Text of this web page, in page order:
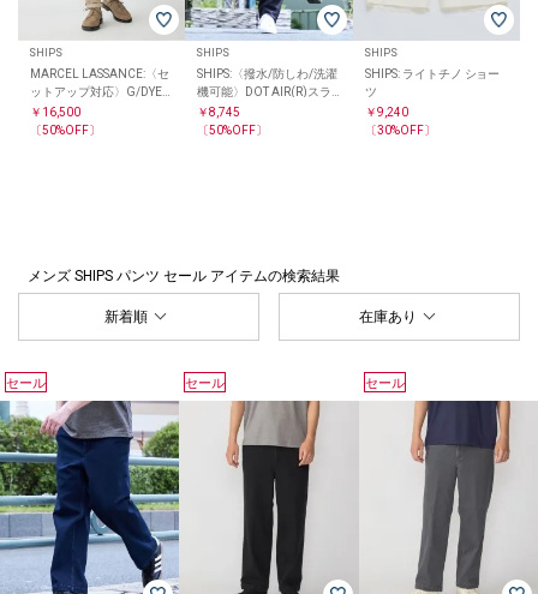
SHIPS
MARCEL LASSANCE:〈セ
ットアップ対応〉G/DYED
PIQUE TROUSERS
￥16,500
〔50%OFF〕
SHIPS
SHIPS:〈撥水/防しわ/洗濯
機可能〉DOT AIR(R)スラ
ックス(セットアップ対応)
￥8,745
〔50%OFF〕
SHIPS
SHIPS: ライトチノ ショー
ツ
￥9,240
〔30%OFF〕
メンズ SHIPS パンツ セール アイテムの検索結果
新着順 在庫あり
セール セール セール